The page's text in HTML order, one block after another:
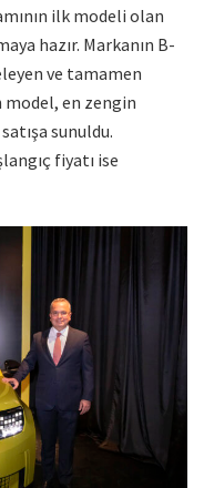
ilk modeli olan
hazır. Markanın B-
ve tamamen
en zengin
sunuldu.
fiyatı ise